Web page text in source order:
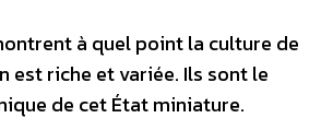
à quel point la culture de
est riche et variée. Ils sont le
de cet État miniature.